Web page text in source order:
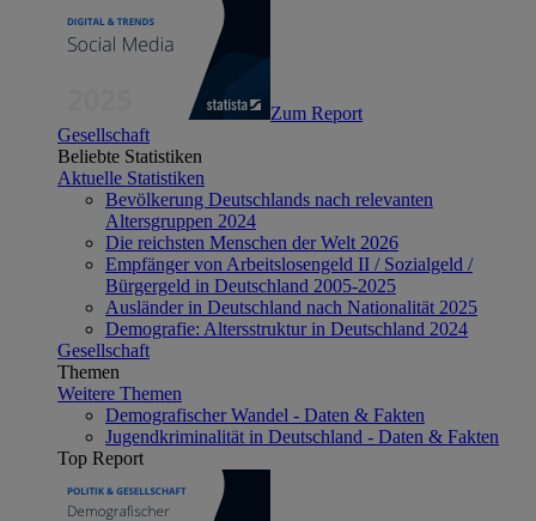
Zum Report
Gesellschaft
Beliebte Statistiken
Aktuelle Statistiken
Bevölkerung Deutschlands nach relevanten
Altersgruppen 2024
Die reichsten Menschen der Welt 2026
Empfänger von Arbeitslosengeld II / Sozialgeld /
Bürgergeld in Deutschland 2005-2025
Ausländer in Deutschland nach Nationalität 2025
Demografie: Altersstruktur in Deutschland 2024
Gesellschaft
Themen
Weitere Themen
Demografischer Wandel - Daten & Fakten
Jugendkriminalität in Deutschland - Daten & Fakten
Top Report